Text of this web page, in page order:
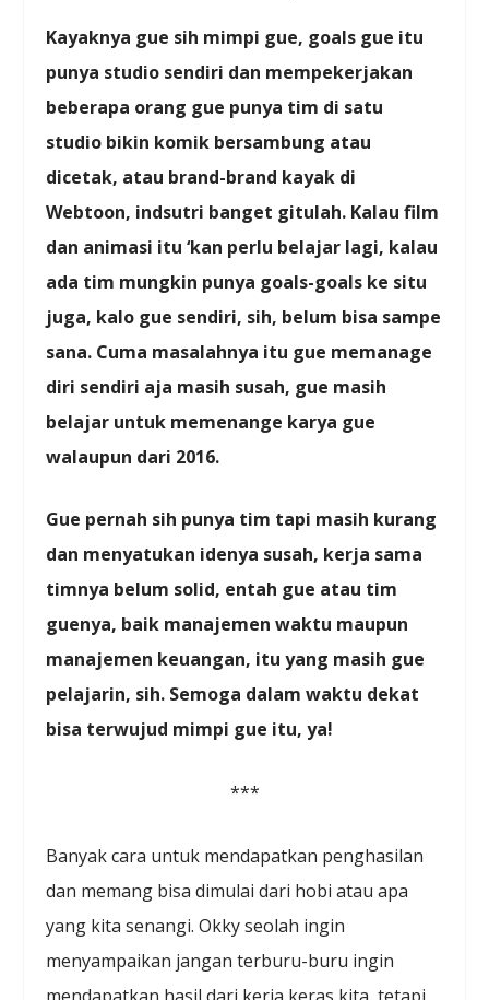
Kayaknya gue sih mimpi gue, goals gue itu
punya studio sendiri dan mempekerjakan
beberapa orang gue punya tim di satu
studio bikin komik bersambung atau
dicetak, atau brand-brand kayak di
Webtoon, indsutri banget gitulah. Kalau film
dan animasi itu ‘kan perlu belajar lagi, kalau
ada tim mungkin punya goals-goals ke situ
juga, kalo gue sendiri, sih, belum bisa sampe
sana. Cuma masalahnya itu gue memanage
diri sendiri aja masih susah, gue masih
belajar untuk memenange karya gue
walaupun dari 2016.
Gue pernah sih punya tim tapi masih kurang
dan menyatukan idenya susah, kerja sama
timnya belum solid, entah gue atau tim
guenya, baik manajemen waktu maupun
manajemen keuangan, itu yang masih gue
pelajarin, sih. Semoga dalam waktu dekat
bisa terwujud mimpi gue itu, ya!
***
Banyak cara untuk mendapatkan penghasilan
dan memang bisa dimulai dari hobi atau apa
yang kita senangi. Okky seolah ingin
menyampaikan jangan terburu-buru ingin
mendapatkan hasil dari kerja keras kita, tetapi